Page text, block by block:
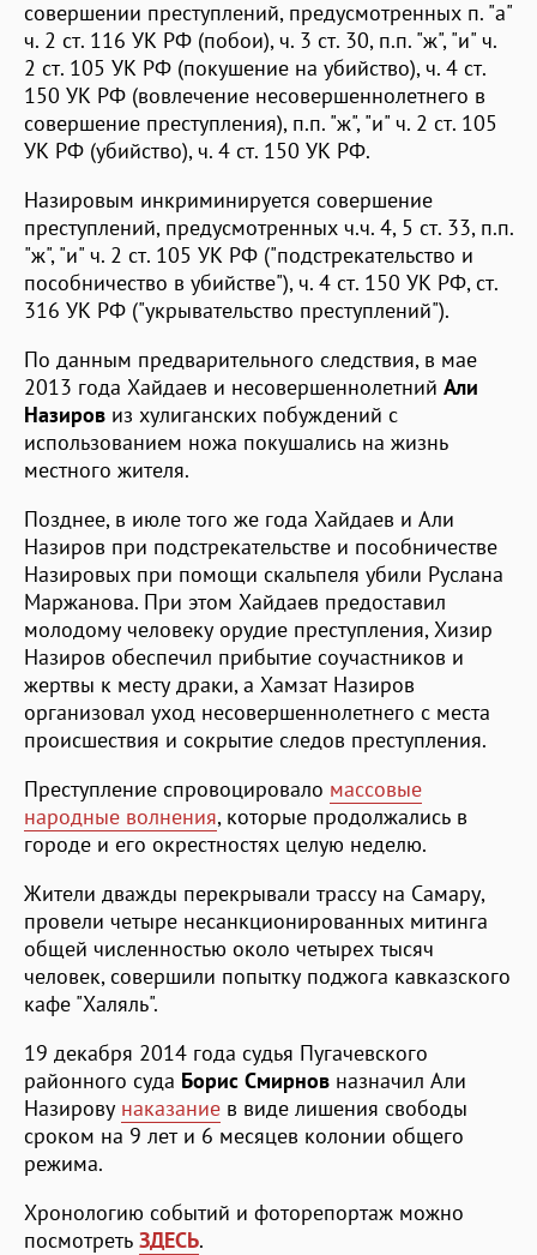
совершении преступлений, предусмотренных п. "а"
ч. 2 ст. 116 УК РФ (побои), ч. 3 ст. 30, п.п. "ж", "и" ч.
2 ст. 105 УК РФ (покушение на убийство), ч. 4 ст.
150 УК РФ (вовлечение несовершеннолетнего в
совершение преступления), п.п. "ж", "и" ч. 2 ст. 105
УК РФ (убийство), ч. 4 ст. 150 УК РФ.
Назировым инкриминируется совершение
преступлений, предусмотренных ч.ч. 4, 5 ст. 33, п.п.
"ж", "и" ч. 2 ст. 105 УК РФ ("подстрекательство и
пособничество в убийстве"), ч. 4 ст. 150 УК РФ, ст.
316 УК РФ ("укрывательство преступлений").
По данным предварительного следствия, в мае
2013 года Хайдаев и несовершеннолетний Али
Назиров из хулиганских побуждений с
использованием ножа покушались на жизнь
местного жителя.
Позднее, в июле того же года Хайдаев и Али
Назиров при подстрекательстве и пособничестве
Назировых при помощи скальпеля убили Руслана
Маржанова. При этом Хайдаев предоставил
молодому человеку орудие преступления, Хизир
Назиров обеспечил прибытие соучастников и
жертвы к месту драки, а Хамзат Назиров
организовал уход несовершеннолетнего с места
происшествия и сокрытие следов преступления.
Преступление спровоцировало массовые
народные волнения, которые продолжались в
городе и его окрестностях целую неделю.
Жители дважды перекрывали трассу на Самару,
провели четыре несанкционированных митинга
общей численностью около четырех тысяч
человек, совершили попытку поджога кавказского
кафе "Халяль".
19 декабря 2014 года судья Пугачевского
районного суда Борис Смирнов назначил Али
Назирову наказание в виде лишения свободы
сроком на 9 лет и 6 месяцев колонии общего
режима.
Хронологию событий и фоторепортаж можно
посмотреть ЗДЕСЬ.